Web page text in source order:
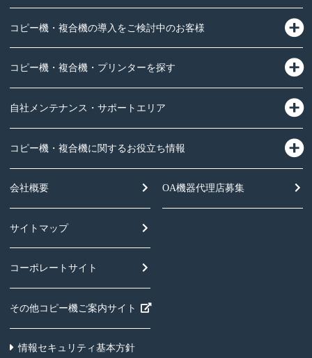
コピー機・複合機の導入をご検討中のお客様
コピー機・複合機・プリンターを探す
自社メンテナンス・サポートエリア
コピー機・複合機に関するお役立ち情報
会社概要
サイトマップ
コーポレートサイト
その他コピー機ご案内サイト
OA機器代理店募集
情報セキュリティ基本方針